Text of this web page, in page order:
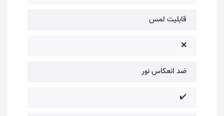
قابلیت لمس
❌
ضد انعکاس نور
✔️